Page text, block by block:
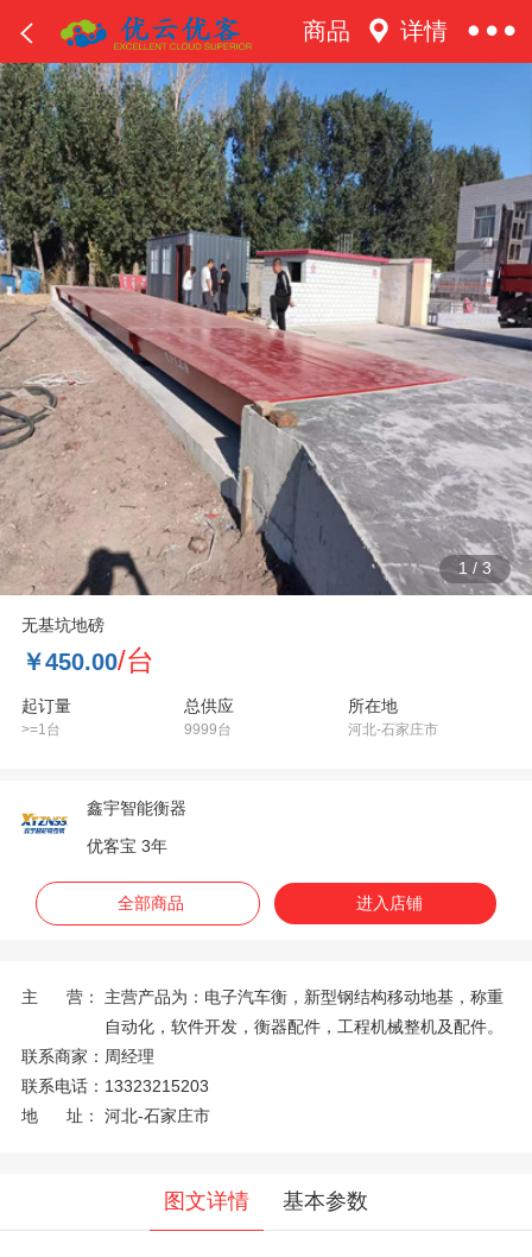
商品 详情
1 /3
无基坑地磅
￥450.00/台
起订量
>=1台
总供应
9999台
所在地
河北-石家庄市
鑫宇智能衡器
优客宝 3年
全部商品 进入店铺
主 营：
主营产品为：电子汽车衡，新型钢结构移动地基，称重
自动化，软件开发，衡器配件，工程机械整机及配件。
联系商家： 周经理
联系电话： 13323215203
地 址：
河北-石家庄市
图文详情 基本参数